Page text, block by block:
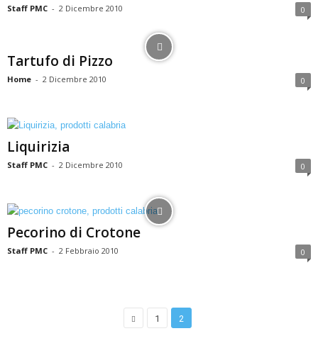
Staff PMC - 2 Dicembre 2010 0
Tartufo di Pizzo
Home - 2 Dicembre 2010 0
Liquirizia
Staff PMC - 2 Dicembre 2010 0
Pecorino di Crotone
Staff PMC - 2 Febbraio 2010 0
1 2